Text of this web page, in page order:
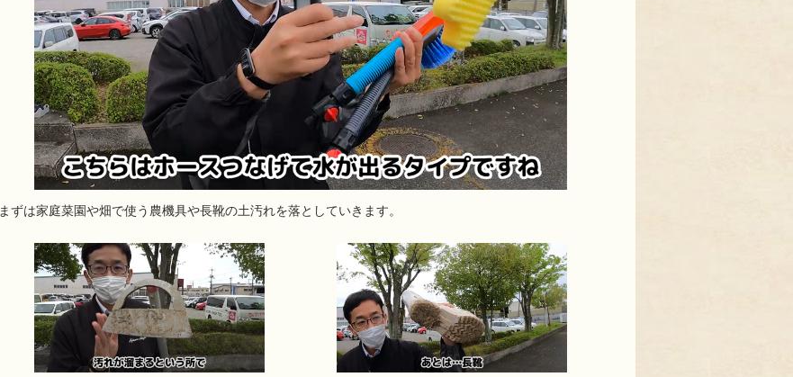
まずは家庭菜園や畑で使う農機具や長靴の土汚れを落としていきます。